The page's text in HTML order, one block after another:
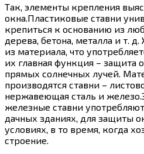
Так, элементы крепления
окна.Пластиковые ставни
крепиться к основанию из
дерева, бетона, металла и т.
из материала, что
их главная функция – защита
прямых солнечных лучей.
производятся ставни –
нержавеющая сталь и
железные ставни
дачных зданиях, для защиты
условиях, в то время, когда
строение.